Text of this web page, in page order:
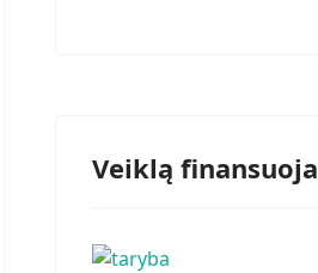
Veiklą finansuoja